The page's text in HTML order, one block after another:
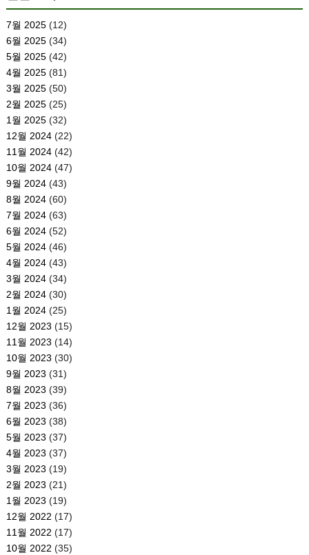
7월 2025(12)
6월 2025(34)
5월 2025(42)
4월 2025(81)
3월 2025(50)
2월 2025(25)
1월 2025(32)
12월 2024(22)
11월 2024(42)
10월 2024(47)
9월 2024(43)
8월 2024(60)
7월 2024(63)
6월 2024(52)
5월 2024(46)
4월 2024(43)
3월 2024(34)
2월 2024(30)
1월 2024(25)
12월 2023 (15)
11월 2023 (14)
10월 2023 (30)
9월 2023 (31)
8월 2023 (39)
7월 2023 (36)
6월 2023 (38)
5월 2023 (37)
4월 2023 (37)
3월 2023 (19)
2월 2023 (21)
1월 2023 (19)
12월 2022 (17)
11월 2022 (17)
10월 2022 (35)